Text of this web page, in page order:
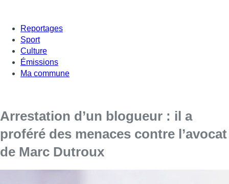
Reportages
Sport
Culture
Émissions
Ma commune
Arrestation d’un blogueur : il a
proféré des menaces contre l’avocat
de Marc Dutroux